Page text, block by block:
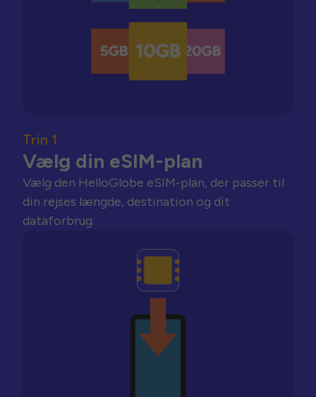
Trin 1
Vælg din eSIM-plan
Vælg den HelloGlobe eSIM-plan, der passer til
din rejses længde, destination og dit
dataforbrug.